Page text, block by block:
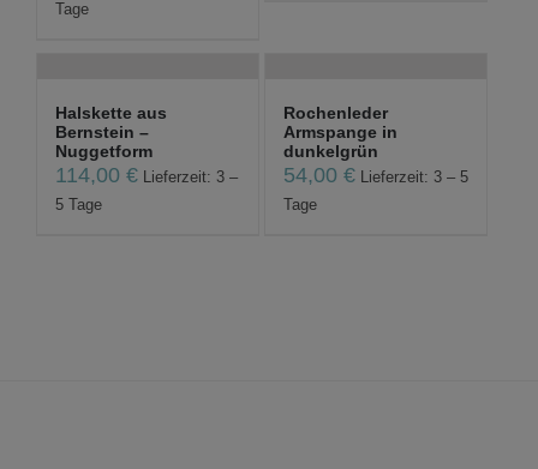
Tage
Halskette aus
Bernstein –
Nuggetform
114,00 € Lieferzeit: 3 –
5 Tage
Rochenleder
Armspange in
dunkelgrün
54,00€ Lieferzeit: 3 – 5
Tage